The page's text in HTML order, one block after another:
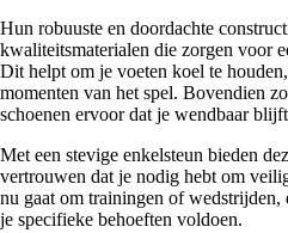
Hun robuuste en doordachte
kwaliteitsmaterialen die zorgen voor
Dit helpt om je voeten koel te
momenten van het spel. Bovendien
schoenen ervoor dat je wendbaar
Met een stevige enkelsteun bieden
vertrouwen dat je nodig hebt om
nu gaat om trainingen of wedstrijden,
je specifieke behoeften voldoen.